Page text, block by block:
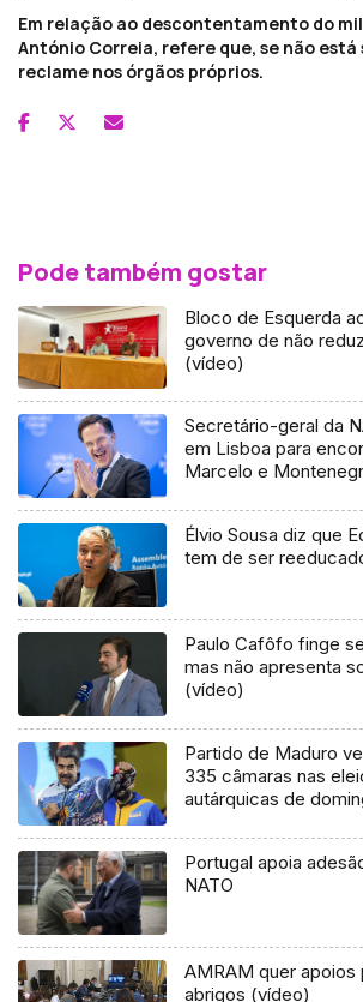
Em relação ao descontentamento do
António Correia, refere que, se não
reclame nos órgãos próprios.
Pode também gostar
Bloco de Esquerda
governo de não
(vídeo)
Secretário-geral da
em Lisboa para
Marcelo e
Élvio Sousa diz que
tem de ser
Paulo Cafôfo finge
mas não apresenta
(vídeo)
Partido de Maduro
335 câmaras nas
autárquicas de
Portugal apoia
NATO
AMRAM quer apoios
abrigos (vídeo)